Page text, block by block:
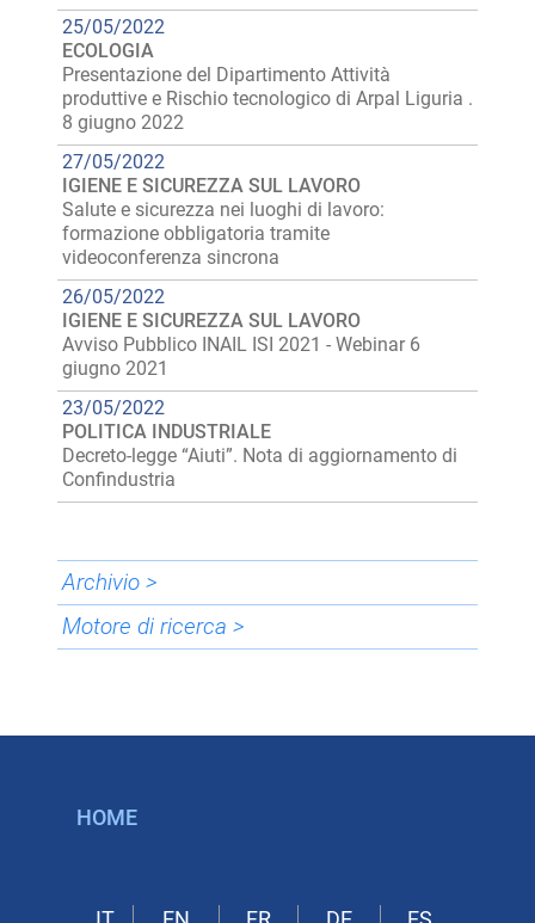
25/05/2022
ECOLOGIA
Presentazione del Dipartimento Attività
produttive e Rischio tecnologico di Arpal Liguria .
8 giugno 2022
27/05/2022
IGIENE E SICUREZZA SUL LAVORO
Salute e sicurezza nei luoghi di lavoro:
formazione obbligatoria tramite
videoconferenza sincrona
26/05/2022
IGIENE E SICUREZZA SUL LAVORO
Avviso Pubblico INAIL ISI 2021 - Webinar 6
giugno 2021
23/05/2022
POLITICA INDUSTRIALE
Decreto-legge “Aiuti”. Nota di aggiornamento di
Confindustria
Archivio >
Motore di ricerca >
HOME